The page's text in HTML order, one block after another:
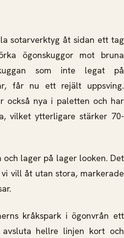
sotarverktyg åt sidan ett tag
ögonskuggor mot bruna
som inte legat på
får nu ett rejält uppsving.
också nya i paletten och har
vilket ytterligare stärker 70-
och lager på lager looken. Det
vill åt utan stora, markerade
kråkspark i ögonvrån ett
hellre linjen kort och